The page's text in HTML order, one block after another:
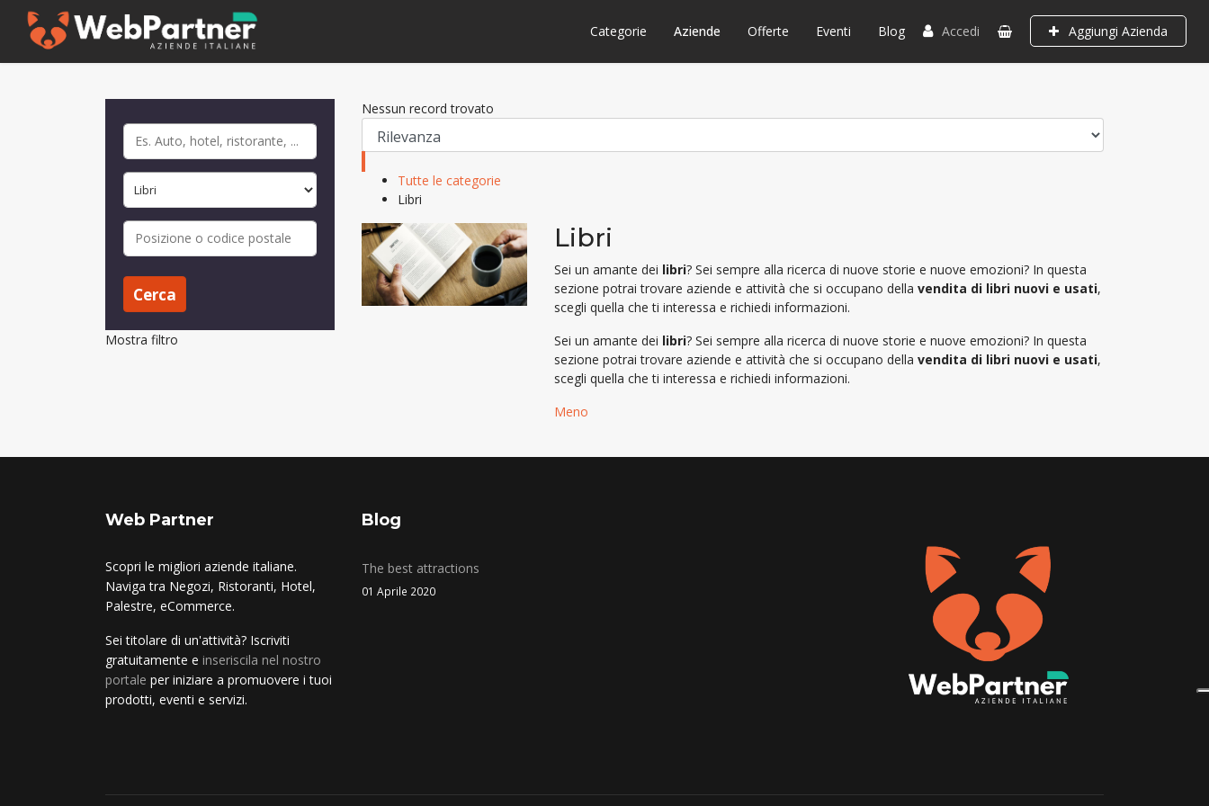
Accedi Aggiungi Azienda
Categorie Aziende Offerte Eventi Blog
Cerca
Mostra filtro
Nessun record trovato
Tutte le categorie
Libri
Libri
Sei un amante dei libri? Sei sempre alla ricerca di nuove storie e nuove emozioni? In questa
sezione potrai trovare aziende e attività che si occupano della vendita di libri nuovi e usati,
scegli quella che ti interessa e richiedi informazioni.
Sei un amante dei libri? Sei sempre alla ricerca di nuove storie e nuove emozioni? In questa
sezione potrai trovare aziende e attività che si occupano della vendita di libri nuovi e usati,
scegli quella che ti interessa e richiedi informazioni.
Meno
Web Partner
Scopri le migliori aziende italiane.
Naviga tra Negozi, Ristoranti, Hotel,
Palestre, eCommerce.
Sei titolare di un'attività? Iscriviti
gratuitamente e inseriscila nel nostro
portale per iniziare a promuovere i tuoi
prodotti, eventi e servizi.
Blog
The best attractions
01 Aprile 2020